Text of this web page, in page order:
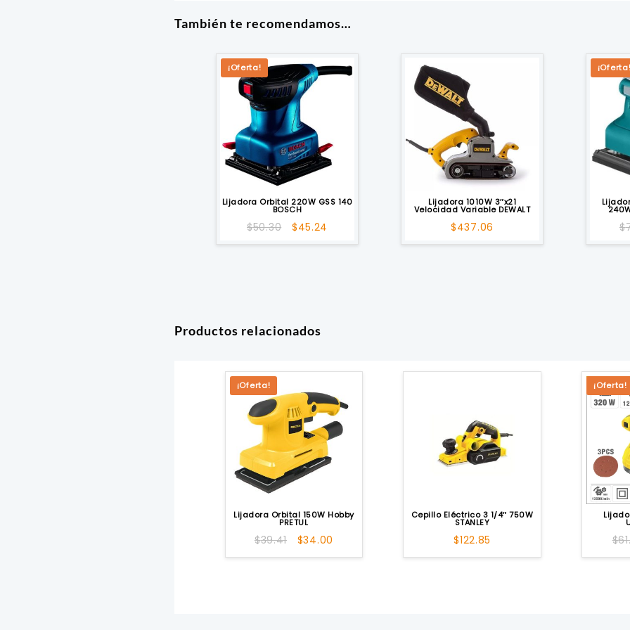
También te recomendamos…
¡Oferta!
Lijadora Orbital 220W GSS 140
BOSCH
$50.30
El
precio
$45.24
precio
Lijadora 1010W 3″x21
Velocidad Variable DEWALT
$437.06
¡Oferta!
$
Productos relacionados
¡Oferta!
Lijadora Orbital 150W Hobby
PRETUL
$39.41
El
precio
$34.00
precio
Cepillo Eléctrico 3 1/4″ 750W
STANLEY
$122.85
¡Oferta!
$